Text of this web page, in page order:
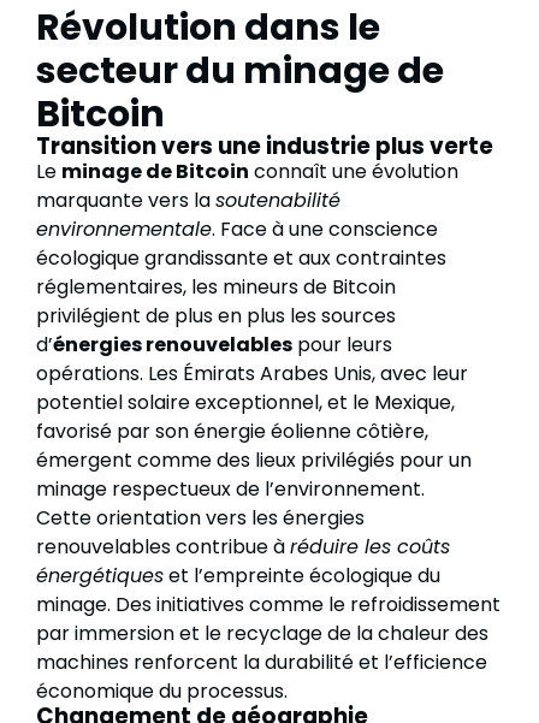
Révolution dans le
secteur du minage de
Bitcoin
Transition vers une industrie plus verte
Le minage de Bitcoin connaît une évolution
marquante vers lasoutenabilité
environnementale. Face à une conscience
écologique grandissante et aux contraintes
réglementaires, les mineurs de Bitcoin
privilégient de plus en plus les sources
d’énergies renouvelables pour leurs
opérations. Les Émirats Arabes Unis, avec leur
potentiel solaire exceptionnel, et le Mexique,
favorisé par son énergie éolienne côtière,
émergent comme des lieux privilégiés pour un
minage respectueux de l’environnement.
Cette orientation vers les énergies
renouvelables contribue àréduire les coûts
énergétiqueset l’empreinte écologique du
minage. Des initiatives comme le refroidissement
par immersion et le recyclage de la chaleur des
machines renforcent la durabilité et l’efficience
économique du processus.
Changement de géographie